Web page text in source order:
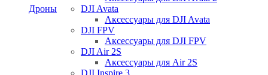
Дроны
DJI Avata
Аксессуары для DJI Avata
DJI FPV
Аксессуары для DJI FPV
DJI Air 2S
Аксессуары для Air 2S
DJI Inspire 3